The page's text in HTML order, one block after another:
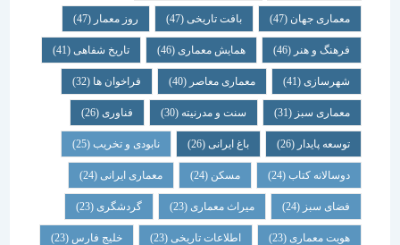
معماری جهان (47) بافت تاریخی(47) روز معمار(47)
فرهنگ و هنر(46) همایش معماری (46) تاریخ شفاهی (41)
شهرسازی(41) معماری معاصر(40) فراخوان ها (32)
معماری سبز(31) سنت و مدرنیته(30) فناوری (26)
توسعه پایدار(26) باغ ایرانی(26) نابودی و تخریب(25)
دوسالانه کتاب(24) مسکن (24) معماری ایرانی(24)
فضای سبز(24) میراث معماری (23) گردشگری (23)
هویت معماری (23) اطلاعات تاریخی(23) خلیج فارس(23)